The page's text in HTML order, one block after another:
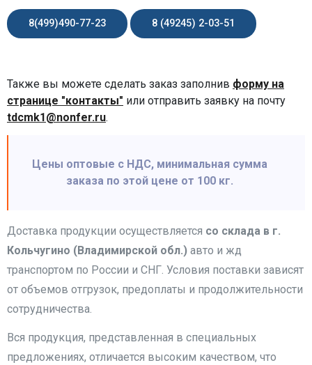
8(499)490-77-23 8 (49245) 2-03-51
Также вы можете сделать заказ заполнив форму на
странице "контакты" или отправить заявку на почту
tdcmk1@nonfer.ru.
Цены оптовые с НДС, минимальная сумма
заказа по этой цене от 100 кг.
Доставка продукции осуществляется со склада в г.
Кольчугино (Владимирской обл.) авто и жд
транспортом по России и СНГ. Условия поставки зависят
от объемов отгрузок, предоплаты и продолжительности
сотрудничества.
Вся продукция, представленная в специальных
предложениях, отличается высоким качеством, что